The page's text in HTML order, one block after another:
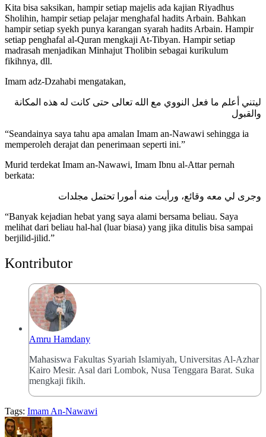
Kita bisa saksikan, hampir setiap majelis ada kajian Riyadhus
Sholihin, hampir setiap pelajar menghafal hadits Arbain. Bahkan
hampir setiap syekh punya karangan syarah hadits Arbain. Hampir
setiap penghafal al-Quran mengkaji At-Tibyan. Hampir setiap
madrasah menjadikan Minhajut Tholibin sebagai kurikulum
fikihnya, dll.
Imam adz-Dzahabi mengatakan,
ليتني أعلم ما فعل النووي مع الله تعالى حتى كانت له هذه المكانة
والقبول
“Seandainya saya tahu apa amalan Imam an-Nawawi sehingga ia
memperoleh derajat dan penerimaan seperti ini.”
Murid terdekat Imam an-Nawawi, Imam Ibnu al-Attar pernah
berkata:
وجرى لي معه وقائع، ورأيت منه أمورا تحتمل مجلدات
“Banyak kejadian hebat yang saya alami bersama beliau. Saya
melihat dari beliau hal-hal (luar biasa) yang jika ditulis bisa sampai
berjilid-jilid.”
Kontributor
Amru Hamdany
Mahasiswa Fakultas Syariah Islamiyah, Universitas Al-Azhar
Kairo Mesir. Asal dari Lombok, Nusa Tenggara Barat. Suka
mengkaji fikih.
Tags: Imam An-Nawawi